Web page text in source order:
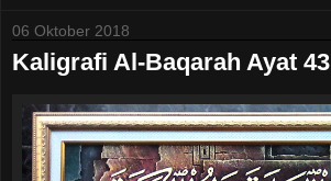
06 Oktober 2018
Kaligrafi Al-Baqarah Ayat 43